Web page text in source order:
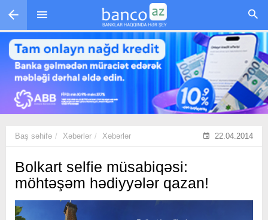
Skip to main content
Baş səhifə Xəbərlər Xəbərlər 22.04.2014
Bolkart selfie müsabiqəsi:
möhtəşəm hədiyyələr qazan!